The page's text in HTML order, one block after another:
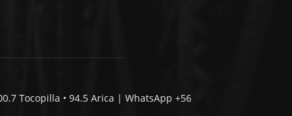
Tocopilla • 94.5 Arica | WhatsApp +56